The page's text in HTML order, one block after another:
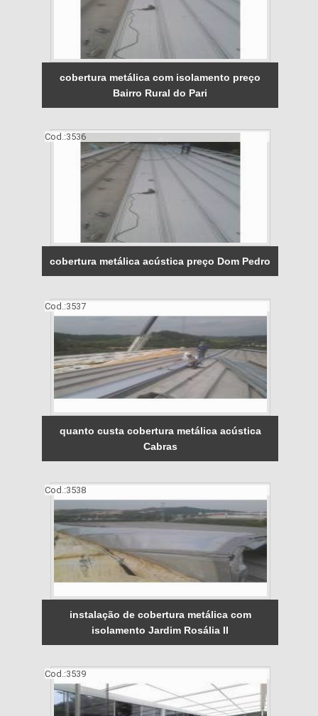
cobertura metálica com isolamento preço
Bairro Rural do Pari
Cod.:3536
cobertura metálica acústica preço Dom Pedro
Cod.:3537
quanto custa cobertura metálica acústica
Cabras
Cod.:3538
instalação de cobertura metálica com
isolamento Jardim Rosália II
Cod.:3539